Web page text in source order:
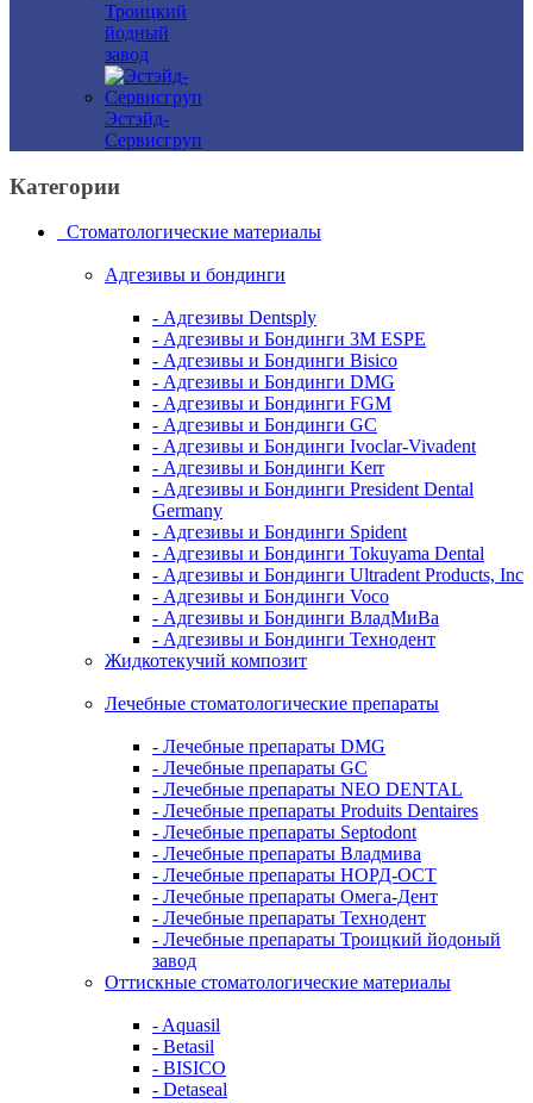
Троицкий
йодный
завод
Эстэйд-
Сервисгруп
Категории
Стоматологические материалы
Адгезивы и бондинги
- Адгезивы Dentsply
- Адгезивы и Бондинги 3M ESPE
- Адгезивы и Бондинги Bisico
- Адгезивы и Бондинги DMG
- Адгезивы и Бондинги FGM
- Адгезивы и Бондинги GC
- Адгезивы и Бондинги Ivoclar-Vivadent
- Адгезивы и Бондинги Kerr
- Адгезивы и Бондинги President Dental
Germany
- Адгезивы и Бондинги Spident
- Адгезивы и Бондинги Tokuyama Dental
- Адгезивы и Бондинги Ultradent Products, Inc
- Адгезивы и Бондинги Voco
- Адгезивы и Бондинги ВладМиВа
- Адгезивы и Бондинги Технодент
Жидкотекучий композит
Лечебные стоматологические препараты
- Лечебные препараты DMG
- Лечебные препараты GC
- Лечебные препараты NEO DENTAL
- Лечебные препараты Produits Dentaires
- Лечебные препараты Septodont
- Лечебные препараты Владмива
- Лечебные препараты НОРД-ОСТ
- Лечебные препараты Омега-Дент
- Лечебные препараты Технодент
- Лечебные препараты Троицкий йодоный
завод
Оттискные стоматологические материалы
- Aquasil
- Betasil
- BISICO
- Detaseal